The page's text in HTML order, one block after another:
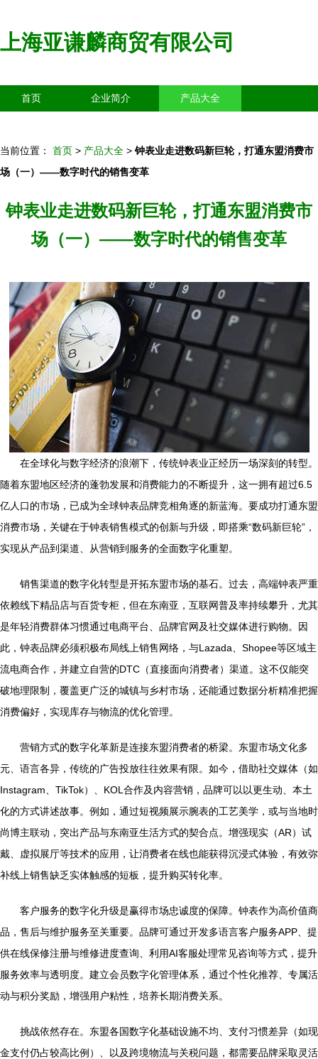
上海亚谦麟商贸有限公司
首页 企业简介 产品大全
当前位置： 首页 > 产品大全 > 钟表业走进数码新巨轮，打通东盟消费市
场（一）——数字时代的销售变革
钟表业走进数码新巨轮，打通东盟消费市
场（一）——数字时代的销售变革
在全球化与数字经济的浪潮下，传统钟表业正经历一场深刻的转型。
随着东盟地区经济的蓬勃发展和消费能力的不断提升，这一拥有超过6.5
亿人口的市场，已成为全球钟表品牌竞相角逐的新蓝海。要成功打通东盟
消费市场，关键在于钟表销售模式的创新与升级，即搭乘“数码新巨轮”，
实现从产品到渠道、从营销到服务的全面数字化重塑。
销售渠道的数字化转型是开拓东盟市场的基石。过去，高端钟表严重
依赖线下精品店与百货专柜，但在东南亚，互联网普及率持续攀升，尤其
是年轻消费群体习惯通过电商平台、品牌官网及社交媒体进行购物。因
此，钟表品牌必须积极布局线上销售网络，与Lazada、Shopee等区域主
流电商合作，并建立自营的DTC（直接面向消费者）渠道。这不仅能突
破地理限制，覆盖更广泛的城镇与乡村市场，还能通过数据分析精准把握
消费偏好，实现库存与物流的优化管理。
营销方式的数字化革新是连接东盟消费者的桥梁。东盟市场文化多
元、语言各异，传统的广告投放往往效果有限。如今，借助社交媒体（如
Instagram、TikTok）、KOL合作及内容营销，品牌可以以更生动、本土
化的方式讲述故事。例如，通过短视频展示腕表的工艺美学，或与当地时
尚博主联动，突出产品与东南亚生活方式的契合点。增强现实（AR）试
戴、虚拟展厅等技术的应用，让消费者在线也能获得沉浸式体验，有效弥
补线上销售缺乏实体触感的短板，提升购买转化率。
客户服务的数字化升级是赢得市场忠诚度的保障。钟表作为高价值商
品，售后与维护服务至关重要。品牌可通过开发多语言客户服务APP、提
供在线保修注册与维修进度查询、利用AI客服处理常见咨询等方式，提升
服务效率与透明度。建立会员数字化管理体系，通过个性化推荐、专属活
动与积分奖励，增强用户粘性，培养长期消费关系。
挑战依然存在。东盟各国数字化基础设施不均、支付习惯差异（如现
金支付仍占较高比例）、以及跨境物流与关税问题，都需要品牌采取灵活